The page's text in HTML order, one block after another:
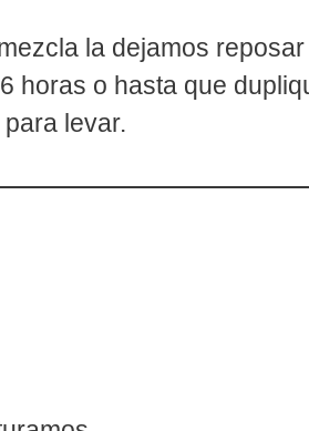
la dejamos
horas o hasta que
levar.